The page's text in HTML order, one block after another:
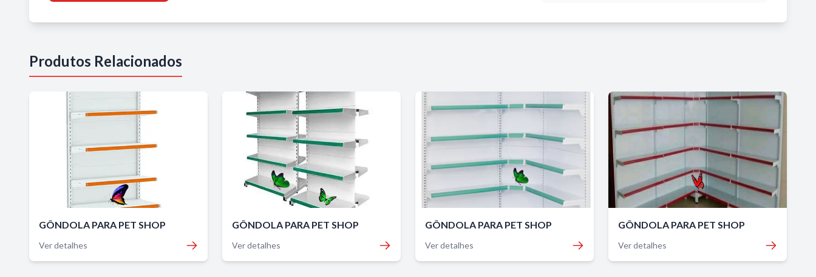
Produtos Relacionados
GÔNDOLA PARA PET SHOP
Ver detalhes
GÔNDOLA PARA PET SHOP
Ver detalhes
GÔNDOLA PARA PET SHOP
Ver detalhes
GÔNDOLA PARA PET SHOP
Ver detalhes